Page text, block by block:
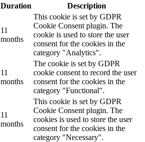
Duration Description
11
months
This cookie is set by GDPR
Cookie Consent plugin. The
cookie is used to store the user
consent for the cookies in the
category "Analytics".
11
months
The cookie is set by GDPR
cookie consent to record the user
consent for the cookies in the
category "Functional".
11
months
This cookie is set by GDPR
Cookie Consent plugin. The
cookies is used to store the user
consent for the cookies in the
category "Necessary".